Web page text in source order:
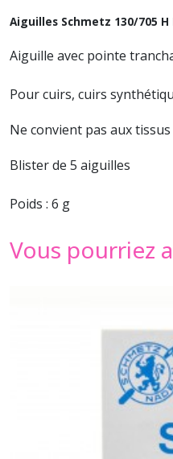
Aiguilles Schmetz 130/705 H
Aiguille avec pointe
Pour cuirs, cuirs
Ne convient pas aux
Blister de 5 aiguilles
Poids : 6 g
Vous pourriez